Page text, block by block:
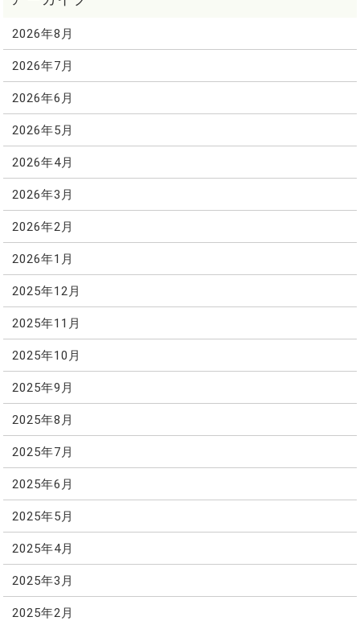
2026年8月
2026年7月
2026年6月
2026年5月
2026年4月
2026年3月
2026年2月
2026年1月
2025年12月
2025年11月
2025年10月
2025年9月
2025年8月
2025年7月
2025年6月
2025年5月
2025年4月
2025年3月
2025年2月